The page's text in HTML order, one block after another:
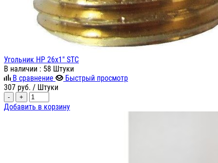
Угольник НР 26х1" STC
В наличии : 58 Штуки
В сравнение
Быстрый просмотр
307 руб. / Штуки
- +
Добавить в корзину